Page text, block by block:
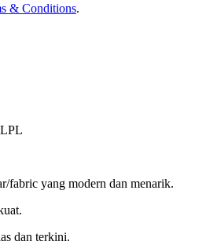
& Conditions.
fabric yang modern dan menarik.
dan terkini.